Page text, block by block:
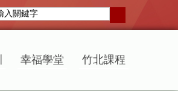
幸福學堂 竹北課程